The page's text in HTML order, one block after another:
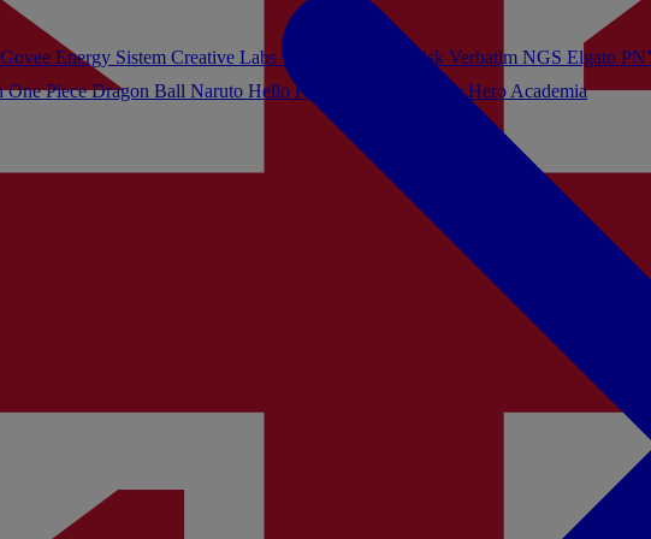
One PieceDragon Ball Naruto Hello Kitty My Hero Academia
Govee Energy Sistem Creative Labs Turtle Beach Sandisk Verbatim NGS Elgato